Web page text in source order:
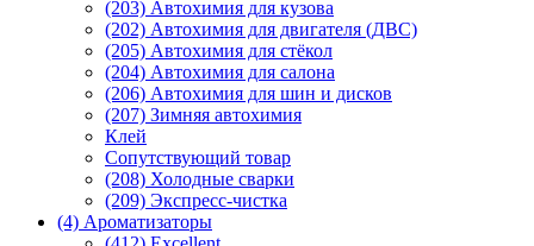
(203) Автохимия для кузова
(202) Автохимия для двигателя (ДВС)
(205) Автохимия для стёкол
(204) Автохимия для салона
(206) Автохимия для шин и дисков
(207) Зимняя автохимия
Клей
Сопутствующий товар
(208) Холодные сварки
(209) Экспреcс-чистка
(4) Ароматизаторы